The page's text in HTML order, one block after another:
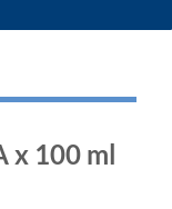
x 100 ml